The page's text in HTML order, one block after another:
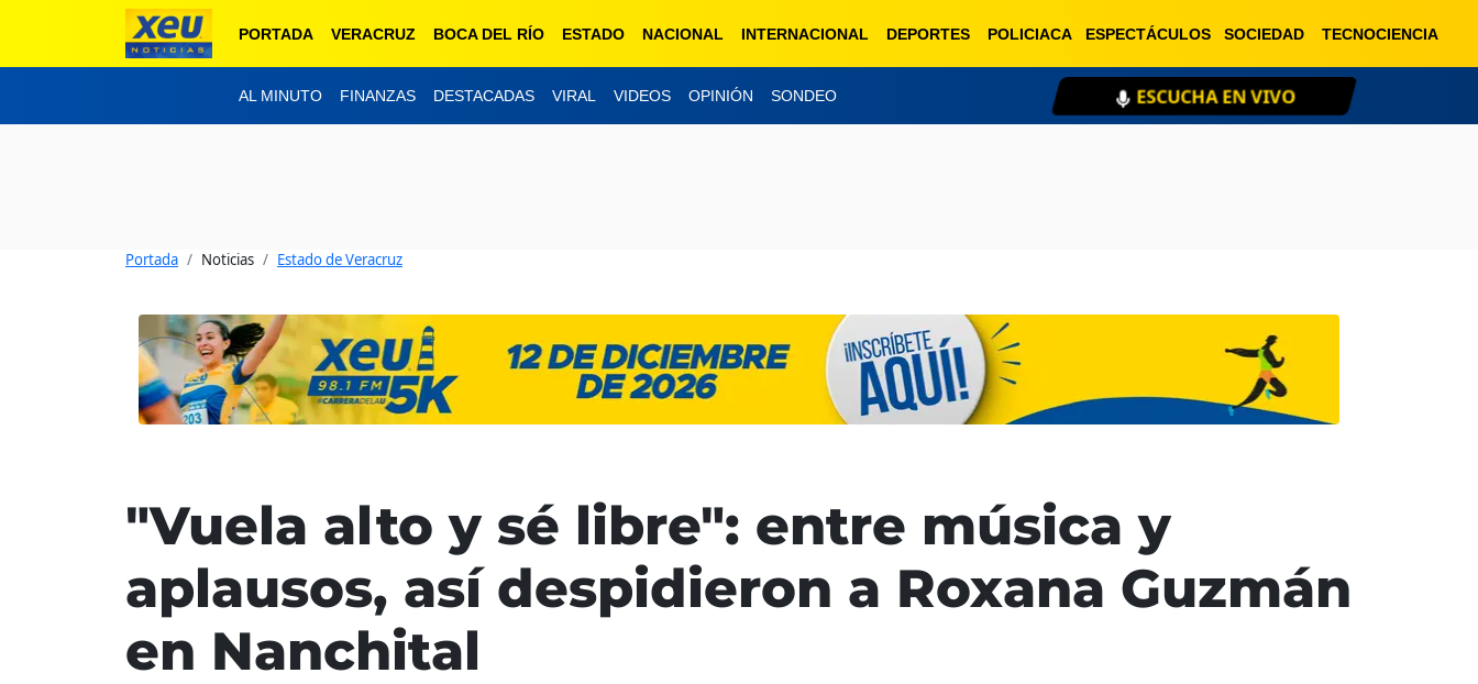
PORTADA VERACRUZ BOCA DEL RÍO ESTADO NACIONAL INTERNACIONAL DEPORTES POLICIACA ESPECTÁCULOS SOCIEDAD TECNOCIENCIA
AL MINUTO FINANZAS DESTACADAS VIRAL VIDEOS OPINIÓN SONDEO ESCUCHA EN VIVO
Portada Noticias Estado de Veracruz
"Vuela alto y sé libre": entre música y
aplausos, así despidieron a Roxana Guzmán
en Nanchital